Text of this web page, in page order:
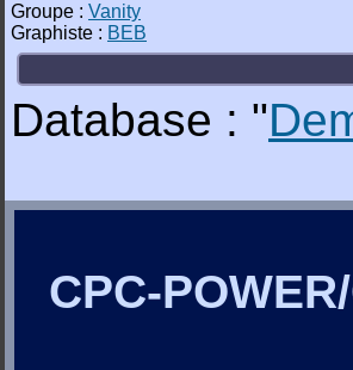
Groupe : Vanity
Graphiste : BEB
Database : "
CPC-